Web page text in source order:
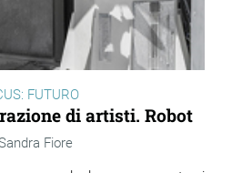
FUTURO
di artisti. Robot
Fiore